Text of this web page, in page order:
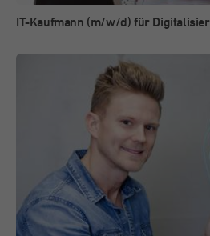
IT-Kaufmann (m/w/d) für